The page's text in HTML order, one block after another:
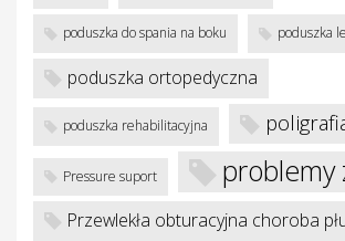
poduszka do spania na boku poduszka
poduszka ortopedyczna
poduszka rehabilitacyjna
Pressure suport problemy
Przewlekła obturacyjna choroba